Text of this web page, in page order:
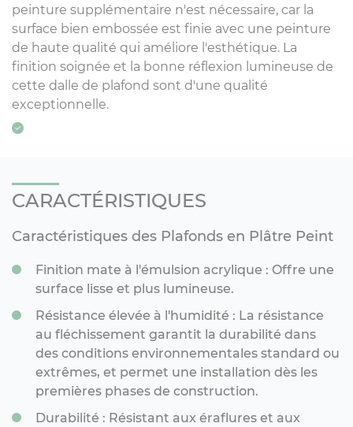
peinture supplémentaire n'est nécessaire, car la
surface bien embossée est finie avec une peinture
de haute qualité qui améliore l'esthétique. La
finition soignée et la bonne réflexion lumineuse de
cette dalle de plafond sont d'une qualité
exceptionnelle.
CARACTÉRISTIQUES
Caractéristiques des Plafonds en Plâtre Peint
Finition mate à l'émulsion acrylique : Offre une
surface lisse et plus lumineuse.
Résistance élevée à l'humidité : La résistance
au fléchissement garantit la durabilité dans
des conditions environnementales standard ou
extrêmes, et permet une installation dès les
premières phases de construction.
Durabilité : Résistant aux éraflures et aux